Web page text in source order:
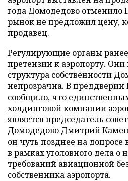
года Домодедово отменило
рынок не предложил цену,
продавец.
Регулирующие органы
претензии к аэропорту. Они
структура собственности
непрозрачна. В преддверии
сообщило, что
холдинговой компании
является председатель
Домодедово Дмитрий
он чуть позднее на допросе
в рамках уголовного дела о
требований авиационной
собственника аэропорта.